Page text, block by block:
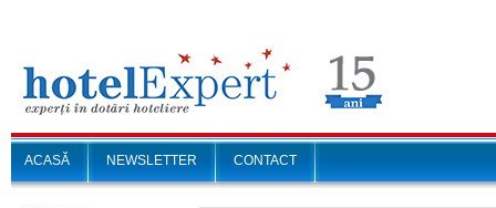
ACASĂ NEWSLETTER CONTACT